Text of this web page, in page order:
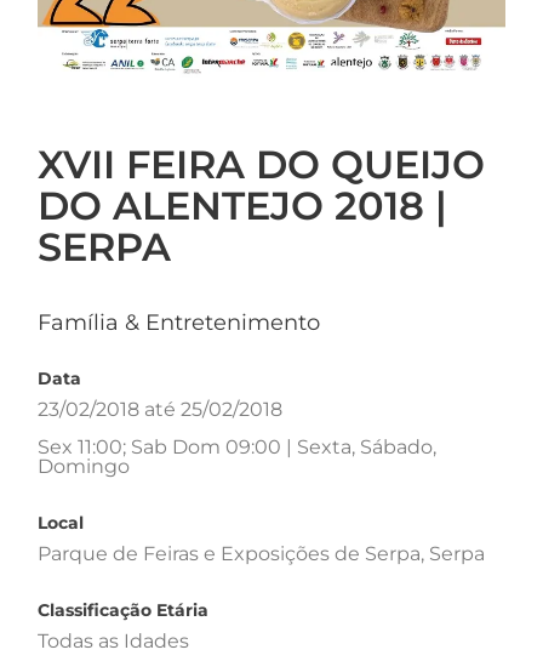
XVII FEIRA DO QUEIJO
DO ALENTEJO 2018 |
SERPA
Família & Entretenimento
Data
23/02/2018 até 25/02/2018
Sex 11:00; Sab Dom 09:00 | Sexta, Sábado,
Domingo
Local
Parque de Feiras e Exposições de Serpa, Serpa
Classificação Etária
Todas as Idades